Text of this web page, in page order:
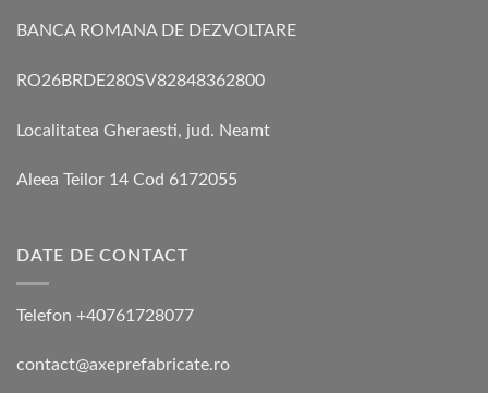
BANCA ROMANA DE DEZVOLTARE
RO26BRDE280SV82848362800
Localitatea Gheraesti, jud. Neamt
Aleea Teilor 14 Cod 6172055
DATE DE CONTACT
Telefon +40761728077
contact@axeprefabricate.ro